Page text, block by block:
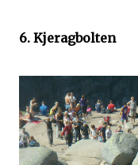
6. Kjeragbolten